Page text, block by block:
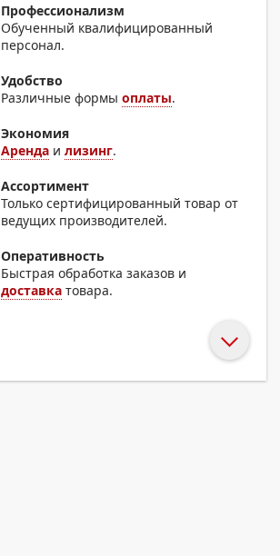
Профессионализм
Обученный квалифицированный
персонал.
Удобство
Различные формыоплаты.
Экономия
Аренда илизинг.
Ассортимент
Только сертифицированный товар от
ведущих производителей.
Оперативность
Быстрая обработка заказов и
доставка товара.